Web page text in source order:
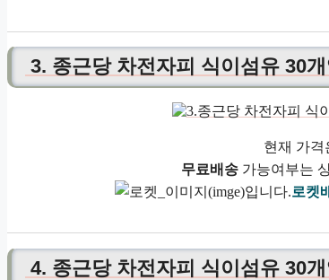
3. 종근당 차전자피 식이섬유 30개
현재 가격
무료배송 가능여부는
로켓
4. 종근당 차전자피 식이섬유 30